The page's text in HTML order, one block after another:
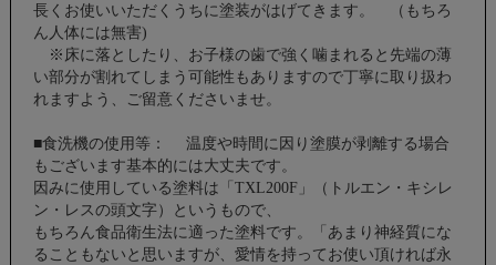
長くお使いいただくうちに塗装がはげてきます。 （もちろ
ん人体には無害)
※床に落としたり、お子様の歯で強く噛まれると先端の薄
い部分が割れてしまう可能性もありますので丁寧に取り扱わ
れますよう、ご留意くださいませ。
■食洗機の使用等： 温度や時間に因り塗膜が剥離する場合
もございます基本的には大丈夫です。
因みに使用している塗料は「TXL200F」（トルエン・キシレ
ン・レスの頭文字）というもので、
もちろん食品衛生法に適った塗料です。「あまり神経質にな
ることもないと思いますが、愛情を持ってお使い頂ければ永